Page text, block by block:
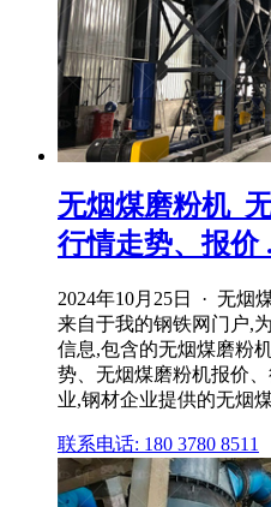
无烟煤磨粉机_
行情走势、报价
2024年10月25日 · 无烟
来自于我的钢铁网门户,
信息,包含的无烟煤磨粉
势、无烟煤磨粉机报价
业,钢材企业提供的无烟
联系电话: 180 3780 8511